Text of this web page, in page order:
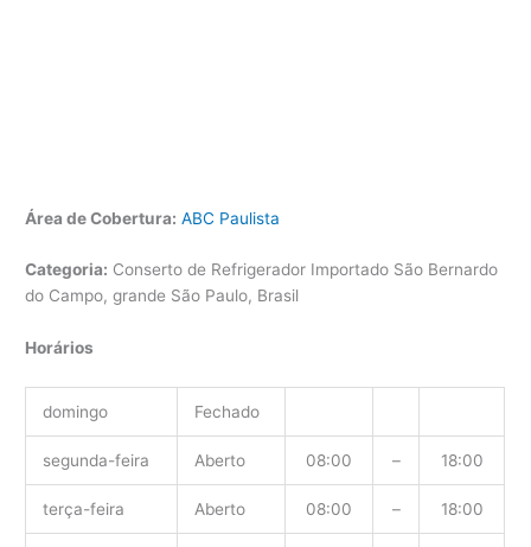
Área de Cobertura: ABC Paulista
Categoria: Conserto de Refrigerador Importado São Bernardo
do Campo, grande São Paulo, Brasil
Horários
domingo Fechado
segunda-feira Aberto 08:00 – 18:00
terça-feira Aberto 08:00 – 18:00